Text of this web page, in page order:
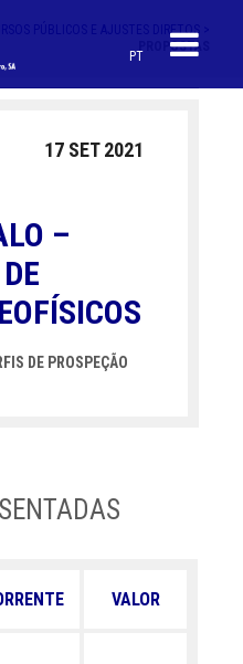
PT
PÚBLICOS E AJUSTES DIRETOS >
PROPOSTAS
17 SET 2021
–
DE PROSPEÇÃO
VALOR